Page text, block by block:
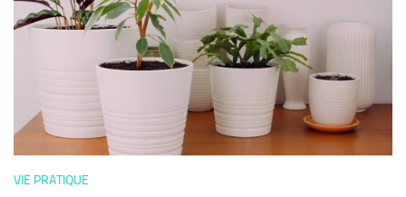
VIE PRATIQUE